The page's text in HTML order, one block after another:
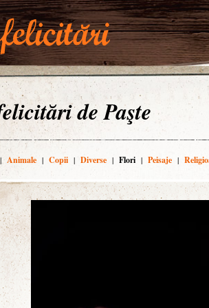
de Paşte
| Animale | Copii | Diverse | Flori | Peisaje |